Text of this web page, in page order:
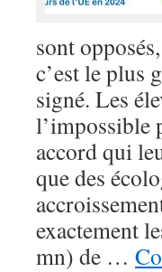
sont
c’est le plus
signé. Les
l’impossible
accord qui
que des
exactement
mn) de …